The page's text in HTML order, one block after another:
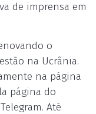
de imprensa em
o
na Ucrânia.
na página
página do
Até